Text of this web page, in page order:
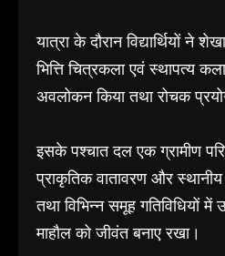
यात्रा के दौरान विद्यार्थियों ने
भित्ति चित्रकला एवं स्थापत्य
अवलोकन किया तथा रोचक
इसके पश्चात दल एक ग्रामीण
प्राकृतिक वातावरण और
तथा विभिन्न समूह गतिविधियों
माहौल को जीवंत बनाए रखा।